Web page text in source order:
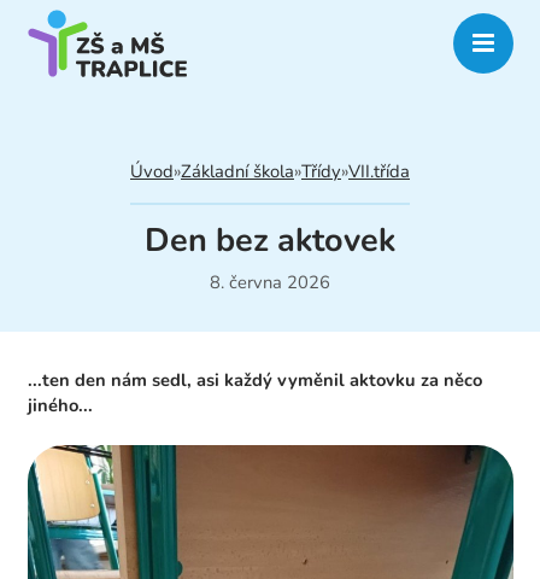
Úvod»Základní škola»Třídy»VII.třída
Den bez aktovek
8. června 2026
...ten den nám sedl, asi každý vyměnil aktovku za něco
jiného...